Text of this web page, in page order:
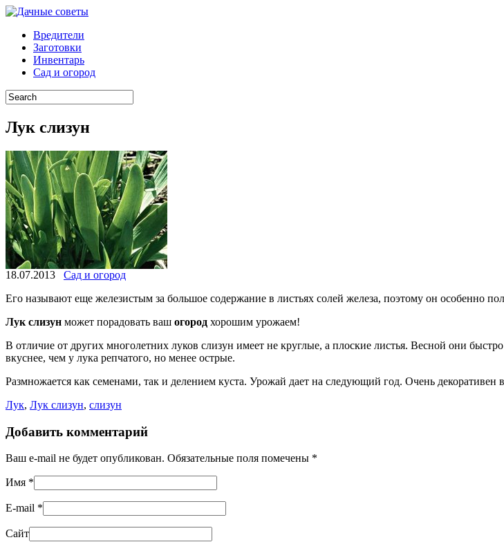
Вредители
Заготовки
Инвентарь
Сад и огород
Лук слизун
18.07.2013
Сад и огород
Его называют еще железистым за большое содержание в листьях солей железа, поэтому он особенно
Лук слизун может порадовать ваш огород хорошим урожаем!
В отличие от других многолетних луков слизун имеет не круглые, а плоские листья. Весной они
вкуснее, чем у лука репчатого, но менее острые.
Размножается как семенами, так и делением куста. Уро­жай дает на следующий год. Очень
Лук, Лук слизун, слизун
Добавить комментарий
Ваш e-mail не будет опубликован. Обязательные поля помечены *
Имя *
E-mail *
Сайт